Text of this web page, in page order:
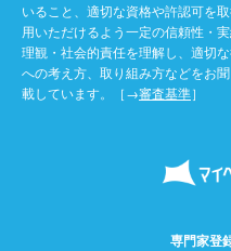
いること、適切な資格や許認可を
用いただけるよう一定の信頼性・
理観・社会的責任を理解し、適切
への考え方、取り組み方などをお
載しています。［→審査基準］
専門家登